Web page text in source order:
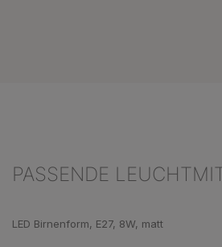
PASSENDE
LED Birnenform, E27, 8W, matt